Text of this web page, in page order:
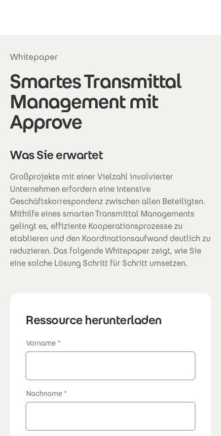
Whitepaper
Smartes Transmittal
Management mit
Approve
Was Sie erwartet
Großprojekte mit einer Vielzahl involvierter
Unternehmen erfordern eine intensive
Geschäftskorrespondenz zwischen allen Beteiligten.
Mithilfe eines smarten Transmittal Managements
gelingt es, effiziente Kooperationsprozesse zu
etablieren und den Koordinationsaufwand deutlich zu
reduzieren. Das folgende Whitepaper zeigt, wie Sie
eine solche Lösung Schritt für Schritt umsetzen.
Ressource herunterladen
Vorname
Nachname